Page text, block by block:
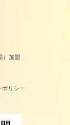
）加盟
ポリシー